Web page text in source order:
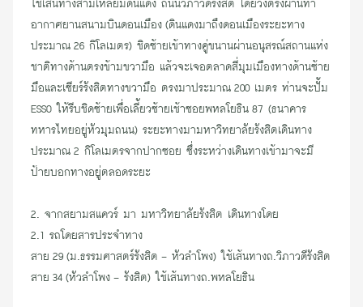
อากาศยานสนามบินดอนเมือง (ดินแดงมาถึงดอนเมืองระยะทาง
ประมาณ 26 กิโลเมตร) ชิดซ้ายเข้าทางคู่ขนานผ่านอนุสรณ์สถานแห่ง
ชาติทางด้านตรงข้ามขวามือ แล้วจะเจอตลาดสี่มุมเมืองทางด้านซ้าย
มือและเซียร์รังสิตทางขวามือ ตรงมาประมาณ 200 เมตร ท่านจะปั้ม
ESSO ให้รีบชิดซ้ายเพื่อเลี้ยวซ้ายเช้าซอยพหลโยธิน 87 (ธนาคาร
ทหารไทยอยู่หัวมุมถนน) ระยะทางมามหาวิทยาลัยรังสิตเดินทาง
ประมาณ 2 กิโลเมตรจากปากซอย ซึ่งระหว่างเดินทางเข้ามาจะมี
ป้ายบอกทางอยู่ตลอดระยะ
2. จากสยามสแควร์ มา มหาวิทยาลัยรังสิต เดินทางโดย
2.1 รถโดยสารประจำทาง
สาย 29 (ม.ธรรมศาสตร์รังสิต - หัวลำโพง) ใช้เส้นทางถ.วิภาวดีรังสิต
สาย 34 (หัวลำโพง - รังสิต) ใช้เส้นทางถ.พหลโยธิน